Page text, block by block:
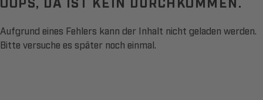
Aufgrund eines Fehlers kann der Inhalt nicht geladen werden.
Bitte versuche es später noch einmal.